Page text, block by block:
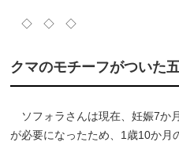
◇ ◇ ◇
クマのモチーフがついた
ソフォラさんは現在、妊娠7か
が必要になったため、1歳10か月